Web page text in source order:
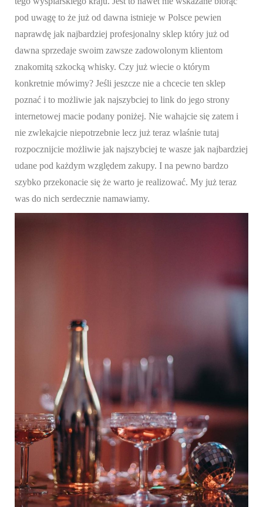
pod uwagę to że już od dawna istnieje w Polsce pewien
naprawdę jak najbardziej profesjonalny sklep który już od
dawna sprzedaje swoim zawsze zadowolonym klientom
znakomitą szkocką whisky. Czy już wiecie o którym
konkretnie mówimy? Jeśli jeszcze nie a chcecie ten sklep
poznać i to możliwie jak najszybciej to link do jego strony
internetowej macie podany poniżej. Nie wahajcie się zatem i
nie zwlekajcie niepotrzebnie lecz już teraz wlaśnie tutaj
rozpocznijcie możliwie jak najszybciej te wasze jak najbardziej
udane pod każdym względem zakupy. I na pewno bardzo
szybko przekonacie się że warto je realizować. My już teraz
was do nich serdecznie namawiamy.